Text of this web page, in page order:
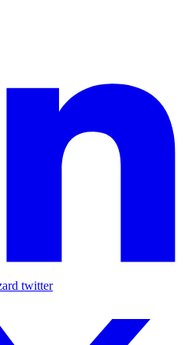
twitter